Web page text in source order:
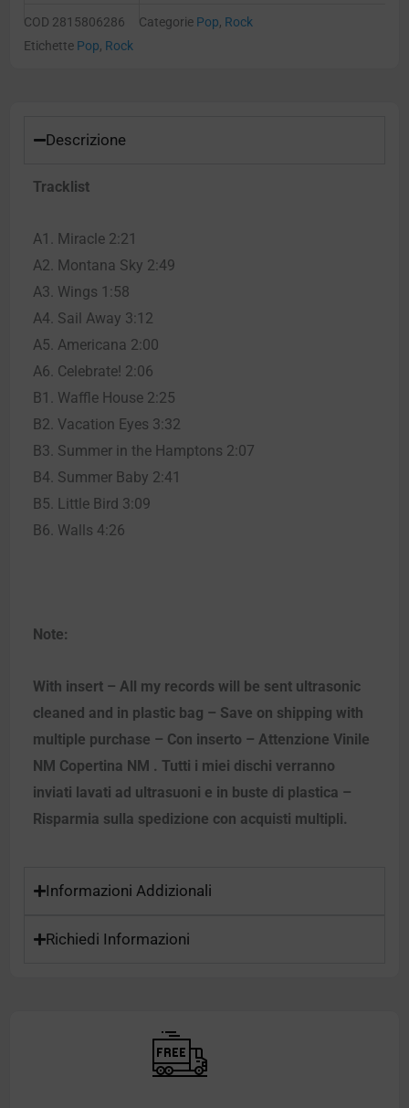
COD 2815806286 Categorie Pop, Rock
Etichette Pop, Rock
Descrizione
Tracklist
A1. Miracle 2:21
A2. Montana Sky 2:49
A3. Wings 1:58
A4. Sail Away 3:12
A5. Americana 2:00
A6. Celebrate! 2:06
B1. Waffle House 2:25
B2. Vacation Eyes 3:32
B3. Summer in the Hamptons 2:07
B4. Summer Baby 2:41
B5. Little Bird 3:09
B6. Walls 4:26
Note:
With insert – All my records will be sent ultrasonic
cleaned and in plastic bag – Save on shipping with
multiple purchase – Con inserto – Attenzione Vinile
NM Copertina NM . Tutti i miei dischi verranno
inviati lavati ad ultrasuoni e in buste di plastica –
Risparmia sulla spedizione con acquisti multipli.
Informazioni Addizionali
Richiedi Informazioni